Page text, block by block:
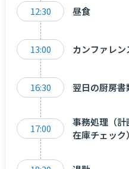
12:30 昼食
13:00 カンファレ
16:30 翌日の厨房
17:00
事務処理（計
在庫チェック）